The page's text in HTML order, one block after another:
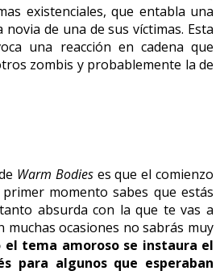
existenciales, que entabla una
de una de sus víctimas. Esta
una reacción en cadena que
zombis y probablemente la de
Warm Bodieses que el comienzo
momento sabes que estás
absurda con la que te vas a
muchas ocasiones no sabrás muy
el tema amoroso se instaura el
para algunos que esperaban